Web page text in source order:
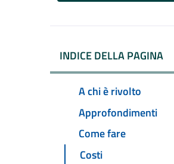
INDICE DELLA PAGINA
A chi è rivolto
Approfondimenti
Come fare
Costi